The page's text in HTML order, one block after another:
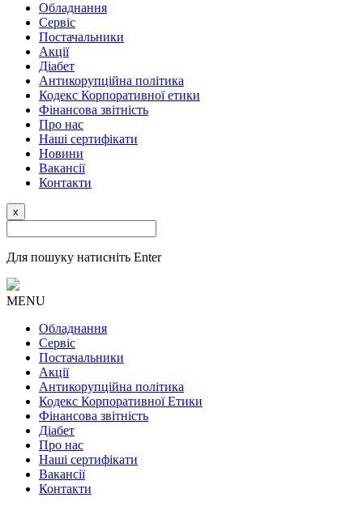
Обладнання
Сервіс
Постачальники
Акції
Діабет
Антикорупційна політика
Кодекс Корпоративної етики
Фінансова звітність
Про нас
Наші сертифікати
Новини
Вакансії
Контакти
x
Для пошуку натисніть Enter
MENU
Обладнання
Сервіс
Постачальники
Акції
Антикорупційна політика
Кодекс Корпоративної Етики
Фінансова звітність
Діабет
Про нас
Наші сертифікати
Вакансії
Контакти